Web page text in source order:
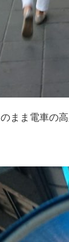
まま電車の